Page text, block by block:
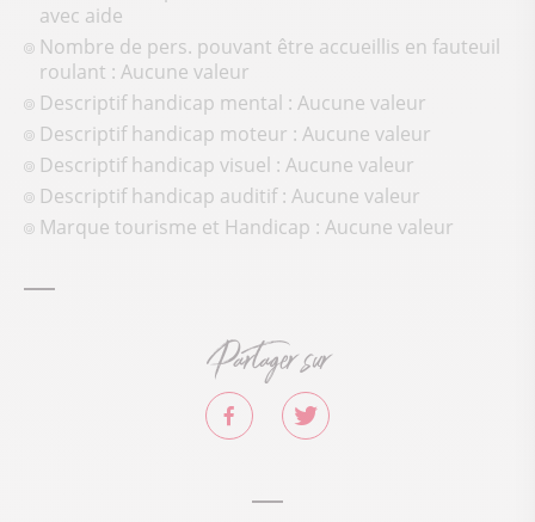
avec aide
Nombre de pers. pouvant être accueillis en fauteuil
roulant : Aucune valeur
Descriptif handicap mental : Aucune valeur
Descriptif handicap moteur : Aucune valeur
Descriptif handicap visuel : Aucune valeur
Descriptif handicap auditif : Aucune valeur
Marque tourisme et Handicap : Aucune valeur
Partager sur